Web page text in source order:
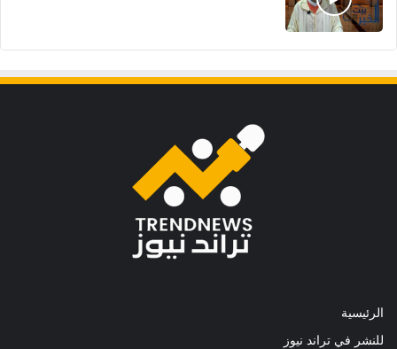
الرئيسية
للنشر في تراند نيوز